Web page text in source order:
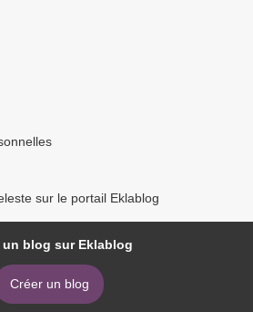
sur le portail Eklablog
un blog sur Eklablog
Créer un blog